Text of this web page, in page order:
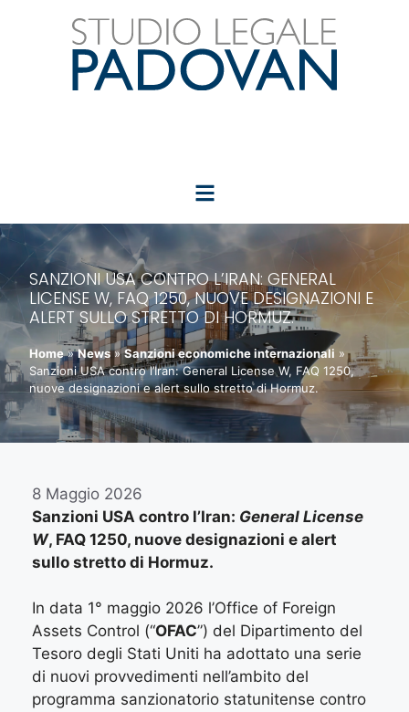
SANZIONI USA CONTRO L’IRAN: GENERAL
LICENSE W, FAQ 1250, NUOVE DESIGNAZIONI E
ALERT SULLO STRETTO DI HORMUZ.
Home » News » Sanzioni economiche internazionali »
Sanzioni USA contro l’Iran: General License W, FAQ 1250,
nuove designazioni e alert sullo stretto di Hormuz.
8 Maggio 2026
Sanzioni USA contro l’Iran: General License
W, FAQ 1250, nuove designazioni e alert
sullo stretto di Hormuz.
In data 1° maggio 2026 l’Office of Foreign
Assets Control (“OFAC”) del Dipartimento del
Tesoro degli Stati Uniti ha adottato una serie
di nuovi provvedimenti nell’ambito del
programma sanzionatorio statunitense contro